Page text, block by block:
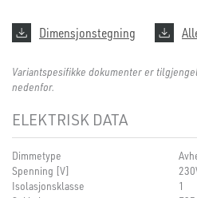
Dimensjonstegning
Variantspesifikke dokumenter er
nedenfor.
ELEKTRISK DATA
Dimmetype
Spenning [V]
Isolasjonsklasse
1